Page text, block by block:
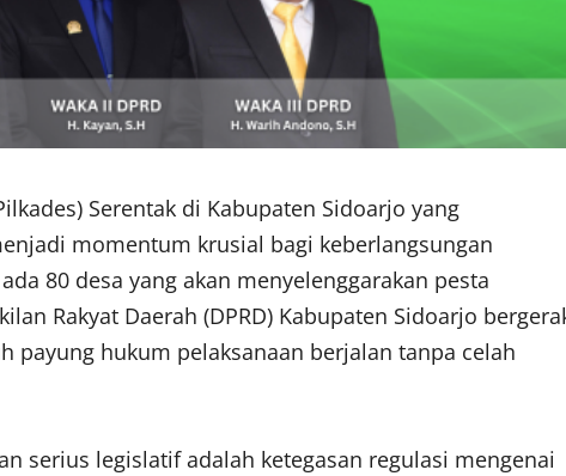
Serentak di Kabupaten Sidoarjo yang
momentum krusial bagi keberlangsungan
80 desa yang akan menyelenggarakan pesta
Rakyat Daerah (DPRD) Kabupaten Sidoarjo
payung hukum pelaksanaan berjalan tanpa celah
serius legislatif adalah ketegasan regulasi mengenai